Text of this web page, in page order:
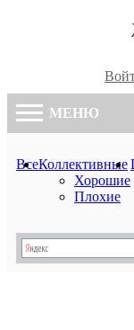
МЕНЮ
ВсеКоллективные
Хорошие
Плохие